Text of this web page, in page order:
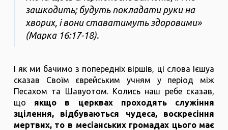
зашкодить; будуть покладати руки на
хворих, і вони ставатимуть здоровими»
(Марка 16:17-18).
І як ми бачимо з попередніх віршів, ці слова Ієшуа
сказав Своїм єврейським учням у період між
Песахом та Шавуотом. Колись наш ребе сказав,
що якщо в церквах проходять служіння
зцілення, відбуваються чудеса, воскресіння
мертвих, то в месіанських громадах цього має